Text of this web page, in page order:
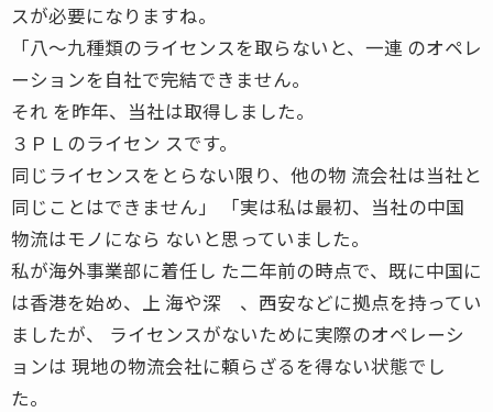
スが必要になりますね。
「八〜九種類のライセンスを取らないと、一連 のオペレ
ーションを自社で完結できません。
それ を昨年、当社は取得しました。
３ＰＬのライセン スです。
同じライセンスをとらない限り、他の物 流会社は当社と
同じことはできません」 「実は私は最初、当社の中国
物流はモノになら ないと思っていました。
私が海外事業部に着任し た二年前の時点で、既に中国に
は香港を始め、上 海や深 、西安などに拠点を持ってい
ましたが、 ライセンスがないために実際のオペレーシ
ョンは 現地の物流会社に頼らざるを得ない状態でし
た。